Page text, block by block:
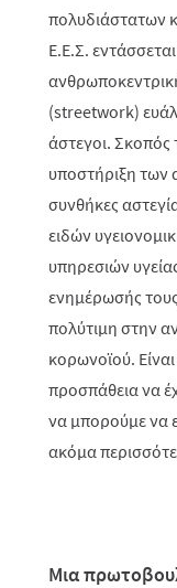
πολυδιάστατων
Ε.Ε.Σ.
(streetwork)
άστεγοι. Σκοπός
υποστήριξη των
συνθήκες
ειδών
υπηρεσιών
ενημέρωσής
πολύτιμη στην
κορωνοϊού.
προσπάθεια να
να μπορούμε να
ακόμα
Μια